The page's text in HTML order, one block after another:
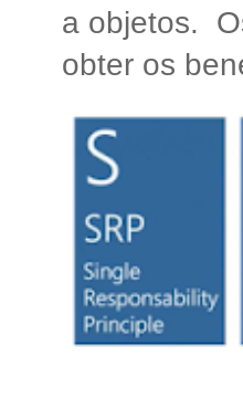
a objetos.
obter os